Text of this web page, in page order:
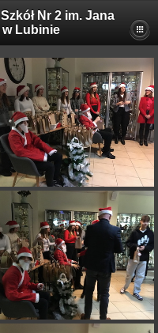
Nr 2 im. Jana
Lubinie